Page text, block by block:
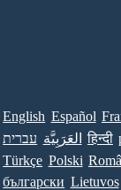
English Español
עברית العَرَبِيَّة हिन्दी
Türkçe Polski
български Lietuvos